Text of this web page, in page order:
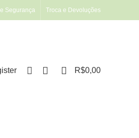
Segurança Troca e Devoluções
R$0,00